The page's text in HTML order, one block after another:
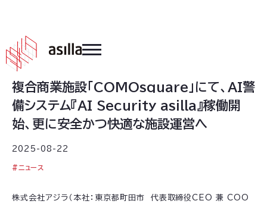
2025 .
複合商業施設「COMOsquare」にて、AI警
備システム『AI Security asilla』稼働開
始、更に安全かつ快適な施設運営へ
2025-08-22
# ニュース
株式会社アジラ（本社：東京都町田市 代表取締役CEO 兼 COO